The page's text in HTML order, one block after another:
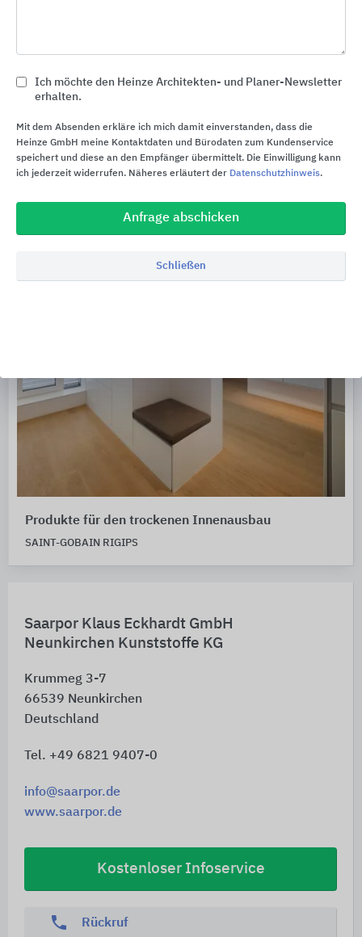
Saarpor Klaus Eckhardt GmbH
Neunkirchen Kunststoffe KG
Krummeg 3-7
66539 Neunkirchen
Deutschland
Tel. +49 6821 9407-0
info@saarpor.de
www.saarpor.de
Kostenloser Infoservice
phone Rückruf
Mineraldeckensysteme OWAlifetime collection
Odenwald Faserplattenwerk (OWA)
Produkte für den trockenen Innenausbau
SAINT-GOBAIN RIGIPS
Ich möchte den Heinze Architekten- und Planer-Newsletter
erhalten.
Mit dem Absenden erkläre ich mich damit einverstanden, dass die
Heinze GmbH meine Kontaktdaten und Bürodaten zum Kundenservice
speichert und diese an den Empfänger übermittelt. Die Einwilligung kann
ich jederzeit widerrufen. Näheres erläutert der Datenschutzhinweis.
Anfrage abschicken
Schließen